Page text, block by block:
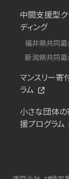
中間支援型ク
ディング
福井県共同
新潟県共同
マンスリー寄
ラム
小さな団体
援プログラム